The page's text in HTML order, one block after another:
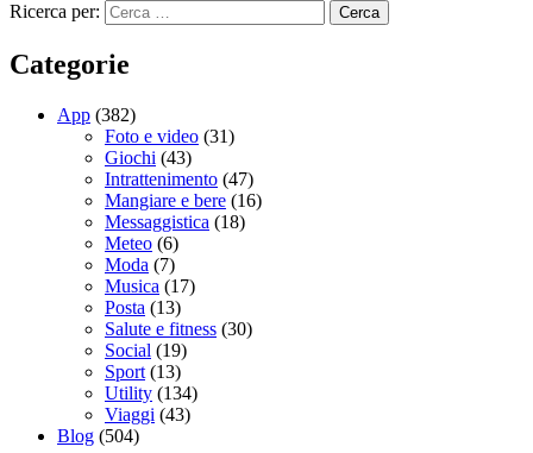
Ricerca per:
Categorie
App (382)
Foto e video (31)
Giochi (43)
Intrattenimento (47)
Mangiare e bere (16)
Messaggistica (18)
Meteo (6)
Moda (7)
Musica (17)
Posta (13)
Salute e fitness (30)
Social (19)
Sport (13)
Utility (134)
Viaggi (43)
Blog (504)